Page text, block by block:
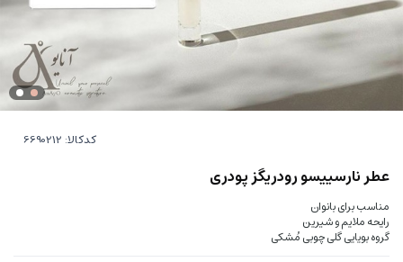
کدکالا:
عطر نارسییسو رودریگز پودری
مناسب برای بانوان
رایحه ملایم و شیرین
گروه بویایی گلی چوبی مُشکی